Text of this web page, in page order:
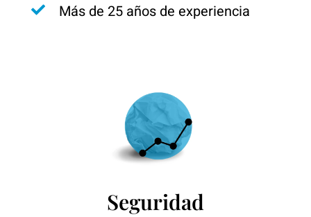
Más de 25 años de experiencia
Seguridad